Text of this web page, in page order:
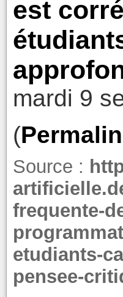
est
mardi 9
(
Source :
frequente-
etudiants-
pensee-